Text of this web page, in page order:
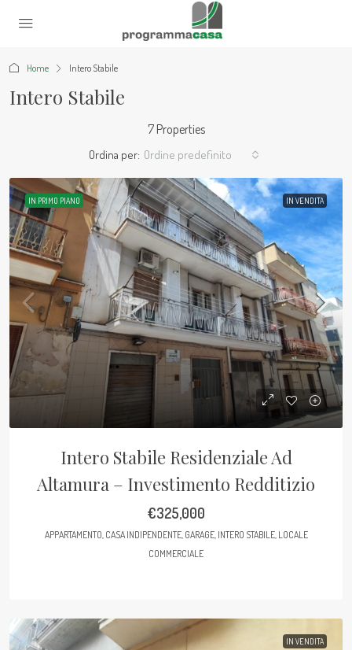
Home Intero Stabile
Intero Stabile
7 Properties
Ordina per: Ordine predefinito
IN PRIMO PIANO IN VENDITA
Intero Stabile Residenziale Ad
Altamura – Investimento Redditizio
€325,000
APPARTAMENTO, CASA INDIPENDENTE, GARAGE, INTERO STABILE, LOCALE
COMMERCIALE
IN VENDITA